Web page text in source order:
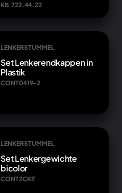
KB.722.44.22
LENKERSTUMMEL
Set Lenkerendkappen in
Plastik
CONT0419-2
LENKERSTUMMEL
Set Lenkergewichte
bicolor
CONT2CKIT